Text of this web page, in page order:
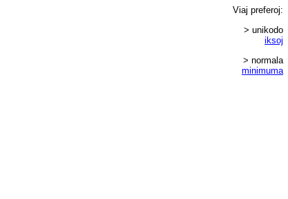
Viaj preferoj:
> unikodo
iksoj
> normala
minimuma